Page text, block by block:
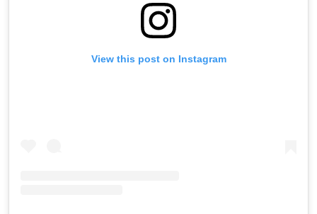
View this post on Instagram